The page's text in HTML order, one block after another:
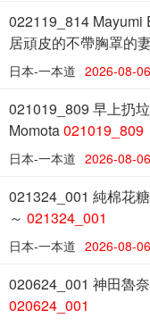
022119_814 Mayumi
居頑皮的不帶胸罩的
日本-一本道 2026-08-
021019_809 早上扔
Momota021019_809
日本-一本道 2026-08-
021324_001 純棉花
～ 021324_001
日本-一本道 2026-08-
020624_001 神田魯
020624_001